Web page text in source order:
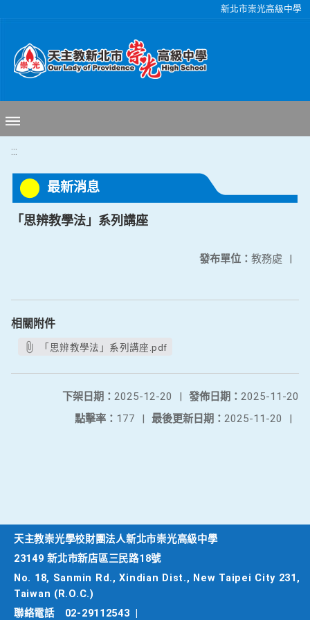
新北市崇光高級中學
:::
最新消息
「思辨教學法」系列講座
發布單位： 教務處 |
相關附件
「思辨教學法」系列講座.pdf
發佈日期： 2025-11-20
下架日期： 2025-12-20
|
最後更新日期： 2025-11-20 |
點擊率： 177 |
天主教崇光學校財團法人新北市崇光高級中學
23149 新北市新店區三民路18號
No. 18, Sanmin Rd., Xindian Dist., New Taipei City 231,
Taiwan (R.O.C.)
聯絡電話
02-29112543